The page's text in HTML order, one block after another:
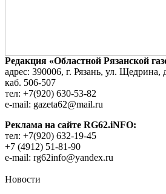
Редакция «Областной Рязанской
адрес: 390006, г. Рязань, ул.
каб. 506-507
тел: +7(920) 630-53-82
e-mail: gazeta62@mail.ru
Реклама на сайте RG62.iNFO:
тел: +7(920) 632-19-45
+7 (4912) 51-81-90
e-mail: rg62info@yandex.ru
Новости